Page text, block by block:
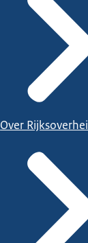
Over